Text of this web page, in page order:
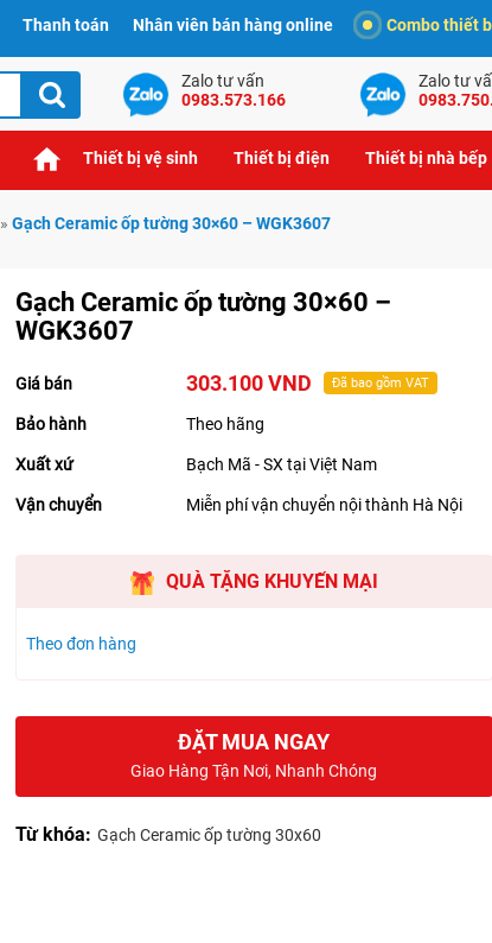
Thanh toán Nhân viên bán hàng online Combo thiết
Zalo tư vấn
0983.573.166
Zalo tư
Thiết bị vệ sinh Thiết bị điện Thiết bị nhà bếp
» Gạch Ceramic ốp tường 30×60 – WGK3607
Gạch Ceramic ốp tường 30×60 –
WGK3607
Giá bán 303.100 VND Đã bao gồm VAT
Bảo hành Theo hãng
Xuất xứ Bạch Mã - SX tại Việt Nam
Vận chuyển Miễn phí vận chuyển nội thành Hà Nội
QUÀ TẶNG KHUYẾN MẠI
Theo đơn hàng
ĐẶT MUA NGAY
Giao Hàng Tận Nơi, Nhanh Chóng
Từ khóa: Gạch Ceramic ốp tường 30x60